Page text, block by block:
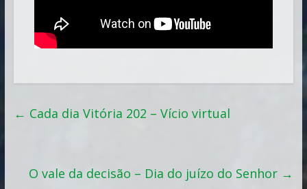
← Cada dia Vitória 202 – Vício virtual
O vale da decisão – Dia do juízo do Senhor →